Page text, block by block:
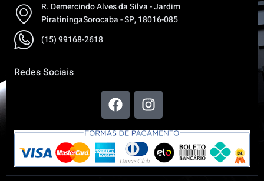
R. Demercindo Alves da Silva - Jardim
PiratiningaSorocaba - SP, 18016-085
(15) 99168-2618
Redes Sociais